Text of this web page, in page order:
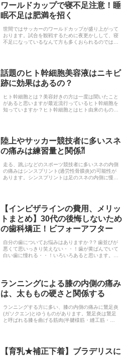
ワールドカップで寝不足注意！睡
眠不足は肥満を招く
世間ではサッカーのワールドカップが盛り上がって
おります。試合を観戦するために夜更かしして、寝
不足になっているなんて方も多くおられるのではな
話題のヒト幹細胞美容液はニキビ
跡に効果はあるの？
ヒト幹細胞とは？美容好きの方は一度は聞いたこと
があると思いますが最近流行っているヒト幹細胞を
知っていますか？ヒト幹細胞とはヒト由来のもの人
陸上やサッカー競技者に多いスネ
の痛みは練習量と関係⁈
走る、跳ぶなどのスポーツ競技者に多いスネの内側
の痛みはシンスプリント(過労性骨膜炎)の可能性が
あります。シンスプリントは足のスネの内側に慢性
【インビザラインの費用、メリッ
トまとめ】30代の後悔しないため
の歯科矯正！ビフォーアフター
自分の歯についてお悩みはありますか？? 歯並びが
悪くて思いっきり笑えない・・！歯が黄ばんでいて
白い歯に憧れる・・！いろいろあると思います。私
ランニングによる膝の内側の痛み
は、太ももの硬さと関係する
ランニングする方に多い、膝の内側の痛みに鵞足炎
(ガソクエン)とゆうものがあります。鵞足炎は鵞足
と呼ばれる膝を曲げる筋肉(半腱様筋・縫工筋・薄
【育乳★補正下着】ブラデリスに